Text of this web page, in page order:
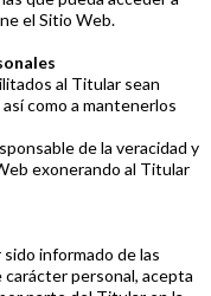
el Sitio Web.
al Titular sean
como a mantenerlos
de la veracidad y
exonerando al Titular
informado de las
personal, acepta